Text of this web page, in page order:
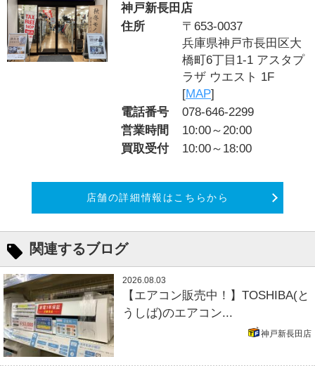
神戸新長田店
住所
〒653-0037
兵庫県神戸市長田区大
橋町6丁目1-1 アスタプ
ラザ ウエスト 1F
[MAP]
電話番号
078-646-2299
営業時間
10:00～20:00
買取受付
10:00～18:00
店舗の詳細情報はこちらから
関連するブログ
2026.08.03
【エアコン販売中！】TOSHIBA(と
うしば)のエアコン...
神戸新長田店